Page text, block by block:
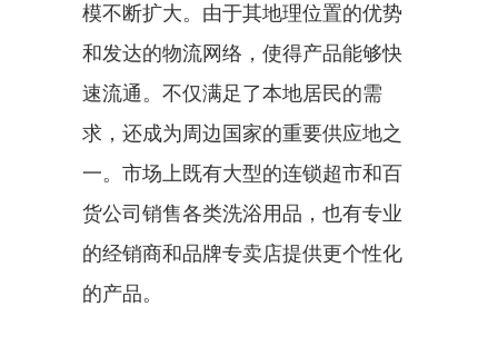
模不断扩大。由于其地理位置的优势
和发达的物流网络，使得产品能够快
速流通。不仅满足了本地居民的需
求，还成为周边国家的重要供应地之
一。市场上既有大型的连锁超市和百
货公司销售各类洗浴用品，也有专业
的经销商和品牌专卖店提供更个性化
的产品。